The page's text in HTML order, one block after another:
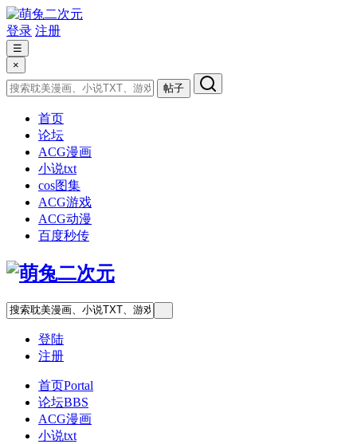
登录 注册
☰
×
帖子
首页
论坛
ACG漫画
小说txt
cos图集
ACG游戏
ACG动漫
百度秒传
登陆
注册
首页Portal
论坛BBS
ACG漫画
小说txt